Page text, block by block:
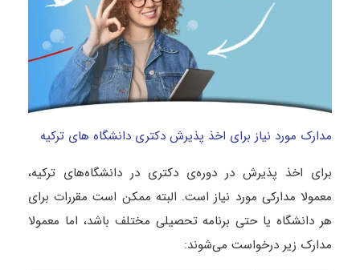
مدارک مورد نیاز برای اخذ پذیرش دکتری دانشگاه های ترکیه
برای اخذ پذیرش در دوره‌ی دکتری در دانشگاه‌های ترکیه،
معمولا مدارکی مورد نیاز است. البته ممکن است مقررات برای
هر دانشگاه یا حتی برنامه تحصیلی مختلف باشد، اما معمولا
مدارک زیر درخواست می‌شوند: